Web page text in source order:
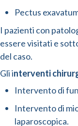
Pectus
I pazienti con
essere visitati e
del caso.
Gli interventi
Intervento di
Intervento di
laparoscopica.